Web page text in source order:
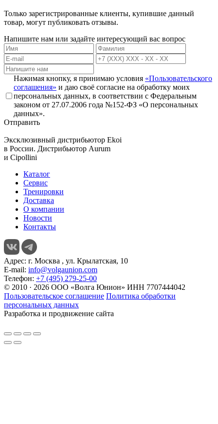
Только зарегистрированные клиенты, купившие данный
товар, могут публиковать отзывы.
Напишите нам или задайте интересующий вас вопрос
Нажимая кнопку, я принимаю условия «Пользовательского
соглашения» и даю своё согласие на обработку моих
персональных данных, в соответствии с Федеральным
законом от 27.07.2006 года №152-ФЗ «О персональных
данных».
Отправить
Эксклюзивный дистрибьютор Ekoi
в России. Дистрибьютор Aurum
и Cipollini
Каталог
Сервис
Тренировки
Доставка
О компании
Новости
Контакты
Адрес: г. Москва , ул. Крылатская, 10
E-mail: info@volgaunion.com
Телефон: +7 (495) 279-25-00
© 2010 · 2026 ООО «Волга Юнион» ИНН 7707444042
Пользовательское соглашение Политика обработки
персональных данных
Разработка и продвижение сайта